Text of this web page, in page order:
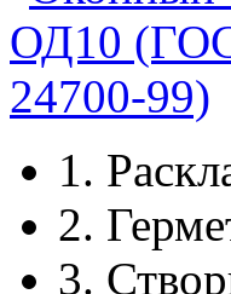
1.
2.
3.